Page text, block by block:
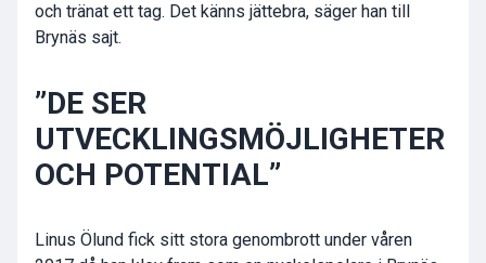
och tränat ett tag. Det känns jättebra, säger han till
Brynäs sajt.
”DE SER
UTVECKLINGSMÖJLIGHETER
OCH POTENTIAL”
Linus Ölund fick sitt stora genombrott under våren